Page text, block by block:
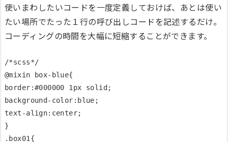
使いまわしたいコードを一度定義しておけば、あとは使い
たい場所でたった１行の呼び出しコードを記述するだけ。
コーディングの時間を大幅に短縮することができます。
/*scss*/
@mixin box-blue{
border:#000000 1px solid;
background-color:blue;
text-align:center;
}
.box01{